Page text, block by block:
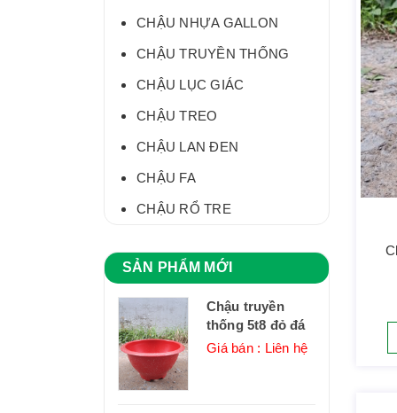
CHẬU NHỰA GALLON
CHẬU TRUYỀN THỐNG
CHẬU LỤC GIÁC
CHẬU TREO
CHẬU LAN ĐEN
CHẬU FA
CHẬU RỔ TRE
SẢN PHẨM MỚI
Chậu truyền
thống 5t8 đỏ đá
Giá bán : Liên hệ